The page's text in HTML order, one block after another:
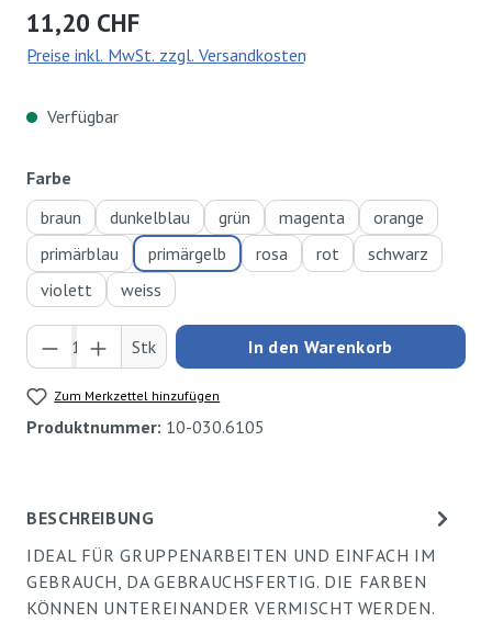
Regulärer Preis:
11,20 CHF
Preise inkl. MwSt. zzgl. Versandkosten
Verfügbar
Farbe
braun
dunkelblau grün magenta
orange
primärblau
primärgelb rosa rot
schwarz
violett
weiss
Produkt Anzahl: Gib den gewünschten Wert
Stk In den Warenkorb
Zum Merkzettel hinzufügen
Produktnummer: 10-030.6105
BESCHREIBUNG
IDEAL FÜR GRUPPENARBEITEN UND EINFACH IM
GEBRAUCH, DA GEBRAUCHSFERTIG. DIE FARBEN
KÖNNEN UNTEREINANDER VERMISCHT WERDEN.